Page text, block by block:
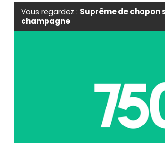
Vous regardez : Suprême de chapon
champagne